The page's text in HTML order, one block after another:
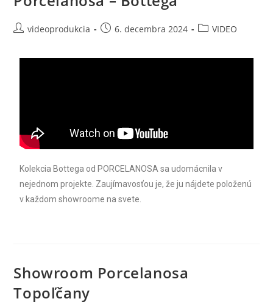
videoprodukcia 6. decembra 2024 VIDEO
Kolekcia Bottega od PORCELANOSA sa udomácnila v
nejednom projekte. Zaujímavosťou je, že ju nájdete položenú
v každom showroome na svete.
Showroom Porcelanosa
Topoľčany